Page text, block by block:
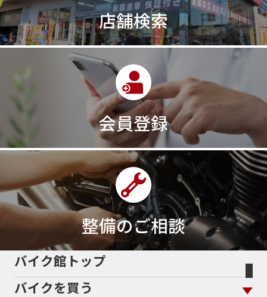
店舗検索
会員登録
整備のご相談
バイク館トップ
バイクを買う